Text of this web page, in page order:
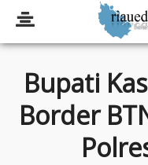
Bupati
Border